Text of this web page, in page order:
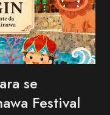
se
Festival